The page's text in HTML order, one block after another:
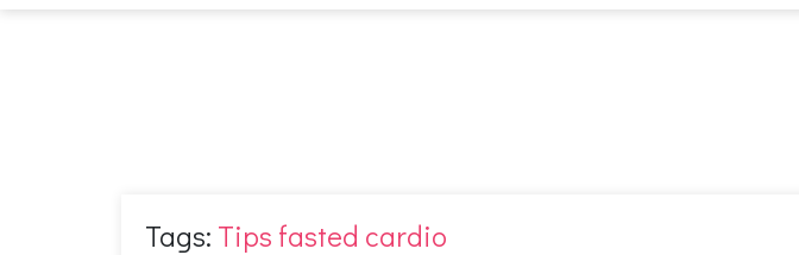
Tags: Tips fasted cardio